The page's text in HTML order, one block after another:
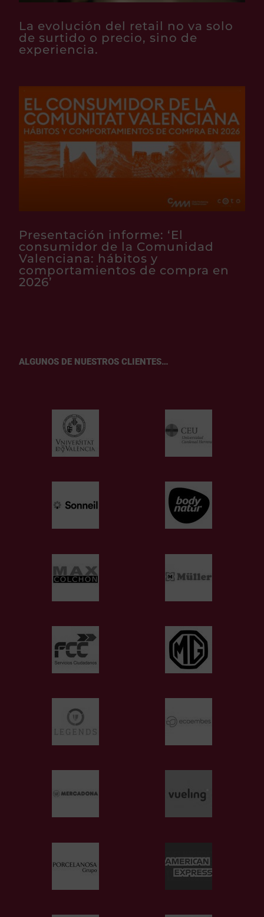
La evolución del retail no va solo
de surtido o precio, sino de
experiencia.
Presentación informe: ‘El
consumidor de la Comunidad
Valenciana: hábitos y
comportamientos de compra en
2026’
ALGUNOS DE NUESTROS CLIENTES…